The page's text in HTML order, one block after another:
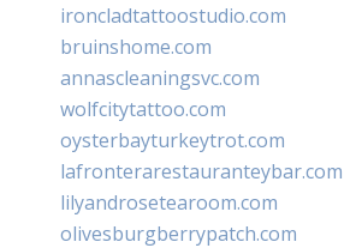
ironcladtattoostudio.com
bruinshome.com
annascleaningsvc.com
wolfcitytattoo.com
oysterbayturkeytrot.com
lafronterarestauranteybar.com
lilyandrosetearoom.com
olivesburgberrypatch.com